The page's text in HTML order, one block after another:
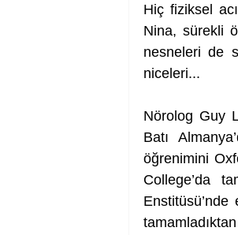
Hiç fiziksel
Nina, sürekli
nesneleri de
niceleri...
Nörolog Guy
Batı
öğrenimini
College’da